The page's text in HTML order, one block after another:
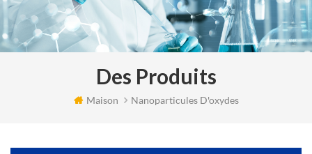
Des Produits
Maison Nanoparticules D'oxydes